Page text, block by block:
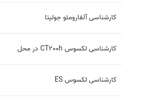
کارشناسی آلفارومئو جولیتا
کارشناسی لکسوس CT200h در محل
کارشناسی لکسوس ES